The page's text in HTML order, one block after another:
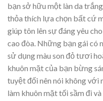
bạn sở hữu một làn da
thỏa thích lựa chọn bất cứ
giúp tôn lên sự đáng yêu
cao đòa. Những bạn gái có
sử dụng màu son đỏ tươi
khuôn mặt của bạn bừng
tuyệt đối nên nói không với
làm khuôn mặt tối sầm đi